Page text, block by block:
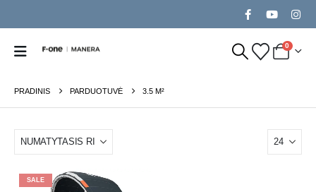
0
PRADINIS PARDUOTUVĖ 3.5 M²
SALE